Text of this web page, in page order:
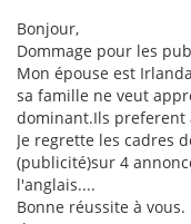
Bonjour,
Dommage pour les
Mon épouse est
sa famille ne veut
dominant.Ils preferent
Je regrette les cadres
(publicité)sur 4
l'anglais....
Bonne réussite à vous.